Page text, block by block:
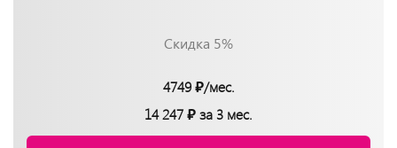
Скидка 5%
4749 ₽/мес.
14 247 ₽ за 3 мес.